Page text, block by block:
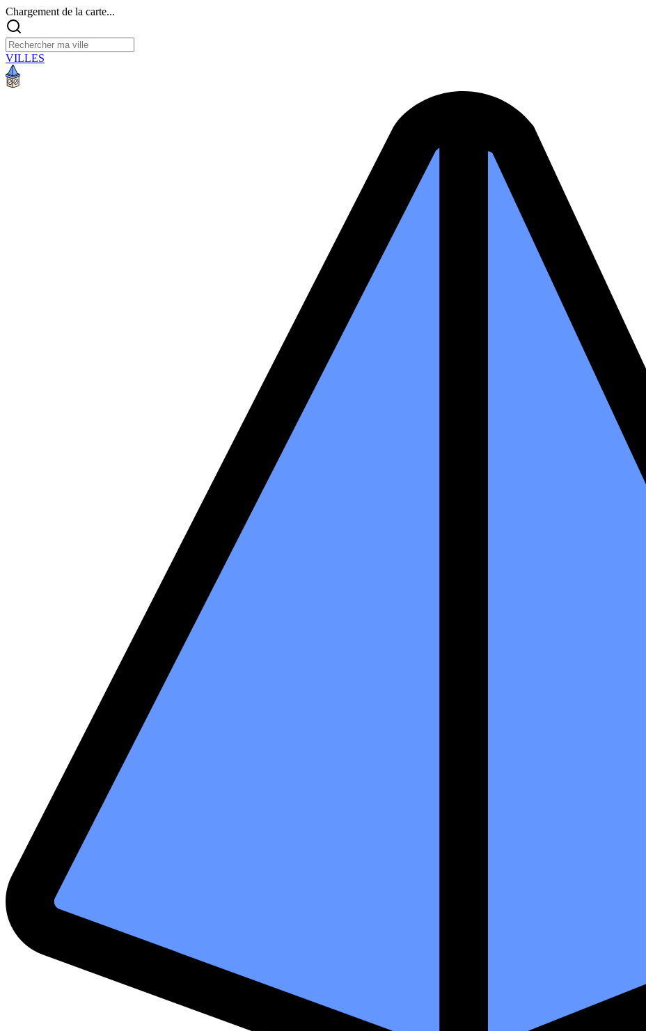
Chargement de la carte...
VILLES